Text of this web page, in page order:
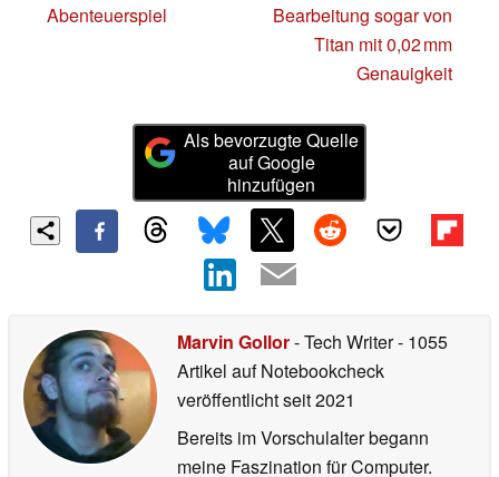
Abenteuerspiel
Bearbeitung sogar von
Titan mit 0,02 mm
Genauigkeit
Als bevorzugte Quelle
auf Google
hinzufügen
Marvin Gollor- Tech Writer- 1055
Artikel auf Notebookcheck
veröffentlichtseit 2021
Bereits im Vorschulalter begann
meine Faszination für Computer.